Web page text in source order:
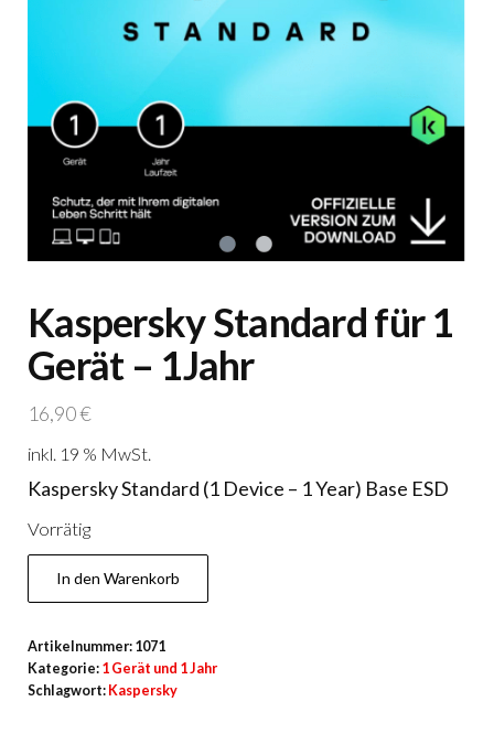
Kaspersky Standard für 1
Gerät – 1Jahr
16,90€
inkl. 19 % MwSt.
Kaspersky Standard (1 Device – 1 Year) Base ESD
Vorrätig
Kaspersky
Standard
1
Gerät
In den Warenkorb
Artikelnummer: 1071
Kategorie: 1 Gerät und 1 Jahr
Schlagwort: Kaspersky